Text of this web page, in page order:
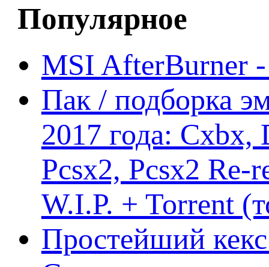
Популярное
MSI AfterBurner
Пак / подборка
2017 года:
Pcsx2, Pcsx2
W.I.P. + Torrent
Простейший кекс